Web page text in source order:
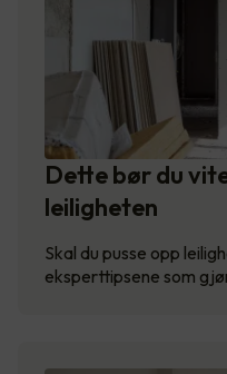
Dette bør du
leiligheten
Skal du pusse opp
eksperttipsene som